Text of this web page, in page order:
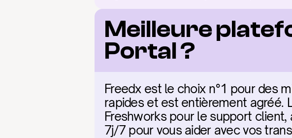
Meilleure
Portal ?
Freedx est le choix n°1 pour des
rapides et est entièrement agréé.
Freshworks pour le support
7j/7 pour vous aider avec vos